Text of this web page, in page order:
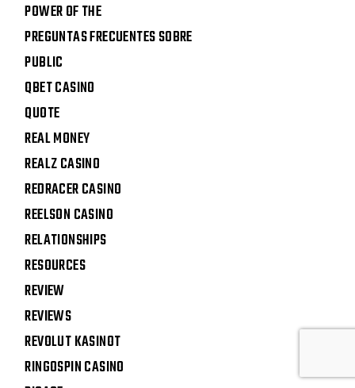
POWER OF THE
PREGUNTAS FRECUENTES SOBRE
PUBLIC
QBET CASINO
QUOTE
REAL MONEY
REALZ CASINO
REDRACER CASINO
REELSON CASINO
RELATIONSHIPS
RESOURCES
REVIEW
REVIEWS
REVOLUT KASINOT
RINGOSPIN CASINO